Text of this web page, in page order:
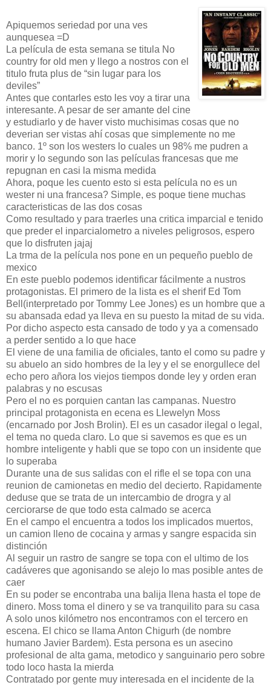
Apiquemos seriedad por una ves
aunquesea =D
La película de esta semana se titula No
country for old men y llego a nostros con el
titulo fruta plus de “sin lugar para los
deviles”
Antes que contarles esto les voy a tirar una
interesante. A pesar de ser amante del cine
y estudiarlo y de haver visto muchisimas cosas que no
deverian ser vistas ahí cosas que simplemente no me
banco. 1º son los westers lo cuales un 98% me pudren a
morir y lo segundo son las películas francesas que me
repugnan en casi la misma medida
Ahora, poque les cuento esto si esta película no es un
wester ni una francesa? Simple, es poque tiene muchas
caracteristicas de las dos cosas
Como resultado y para traerles una critica imparcial e tenido
que preder el inparcialometro a niveles peligrosos, espero
que lo disfruten jajaj
La trma de la película nos pone en un pequeño pueblo de
mexico
En este pueblo podemos identificar fácilmente a nustros
protagonistas. El primero de la lista es el sherif Ed Tom
Bell(interpretado por Tommy Lee Jones) es un hombre que a
su abansada edad ya lleva en su puesto la mitad de su vida.
Por dicho aspecto esta cansado de todo y ya a comensado
a perder sentido a lo que hace
El viene de una familia de oficiales, tanto el como su padre y
su abuelo an sido hombres de la ley y el se enorgullece del
echo pero añora los viejos tiempos donde ley y orden eran
palabras y no escusas
Pero el no es porquien cantan las campanas. Nuestro
principal protagonista en ecena es Llewelyn Moss
(encarnado por Josh Brolin). El es un casador ilegal o legal,
el tema no queda claro. Lo que si savemos es que es un
hombre inteligente y habli que se topo con un insidente que
lo superaba
Durante una de sus salidas con el rifle el se topa con una
reunion de camionetas en medio del decierto. Rapidamente
deduse que se trata de un intercambio de drogra y al
cerciorarse de que todo esta calmado se acerca
En el campo el encuentra a todos los implicados muertos,
un camion lleno de cocaina y armas y sangre espacida sin
distinción
Al seguir un rastro de sangre se topa con el ultimo de los
cadáveres que agonisando se alejo lo mas posible antes de
caer
En su poder se encontraba una balija llena hasta el tope de
dinero. Moss toma el dinero y se va tranquilito para su casa
A solo unos kilómetro nos encontramos con el tercero en
escena. El chico se llama Anton Chigurh (de nombre
humano Javier Bardem). Esta persona es un asecino
profesional de alta gama, metodico y sanguinario pero sobre
todo loco hasta la mierda
Contratado por gente muy interesada en el incidente de la